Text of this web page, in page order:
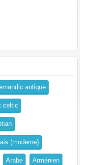
antique
celtic
(moderne)
Arabe Arménien